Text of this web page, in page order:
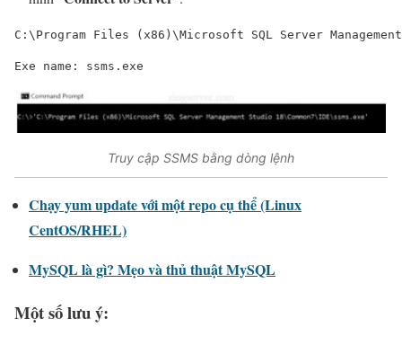
C:\Program Files ( x86 ) \Microsoft SQL Server
Exe name: ssms. exe
Truy cập SSMS bằng dòng lệnh
Chạy yum update với một repo cụ thể (Linux
CentOS/RHEL)
MySQL là gì? Mẹo và thủ thuật MySQL
Một số lưu ý: